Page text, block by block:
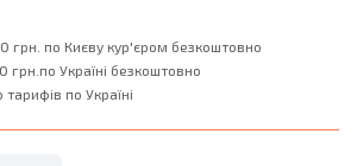
грн. по Києву кур'єром безкоштовно
грн.по Україні безкоштовно
по Україні